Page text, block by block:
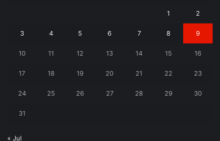
1 2
3 4 5 6 7 8 9
10 11 12 13 14 15 16
17 18 19 20 21 22 23
24 25 26 27 28 29 30
31
« Jul